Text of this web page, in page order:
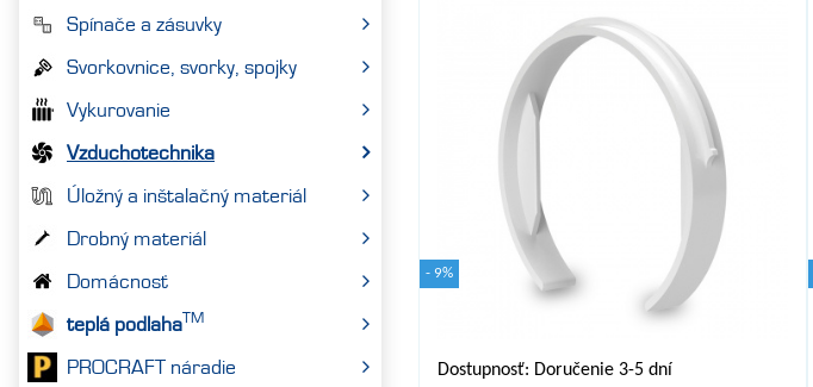
Spínače a zásuvky
Svorkovnice, svorky, spojky
Vykurovanie
Vzduchotechnika
Úložný a inštalačný materiál
Drobný materiál
Domácnosť
teplá podlahaTM
PROCRAFT náradie
- 9%
Dostupnosť: Doručenie 3-5 dní